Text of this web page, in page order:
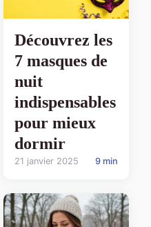
Découvrez les
7 masques de
nuit
indispensables
pour mieux
dormir
21 janvier 2025 9 min